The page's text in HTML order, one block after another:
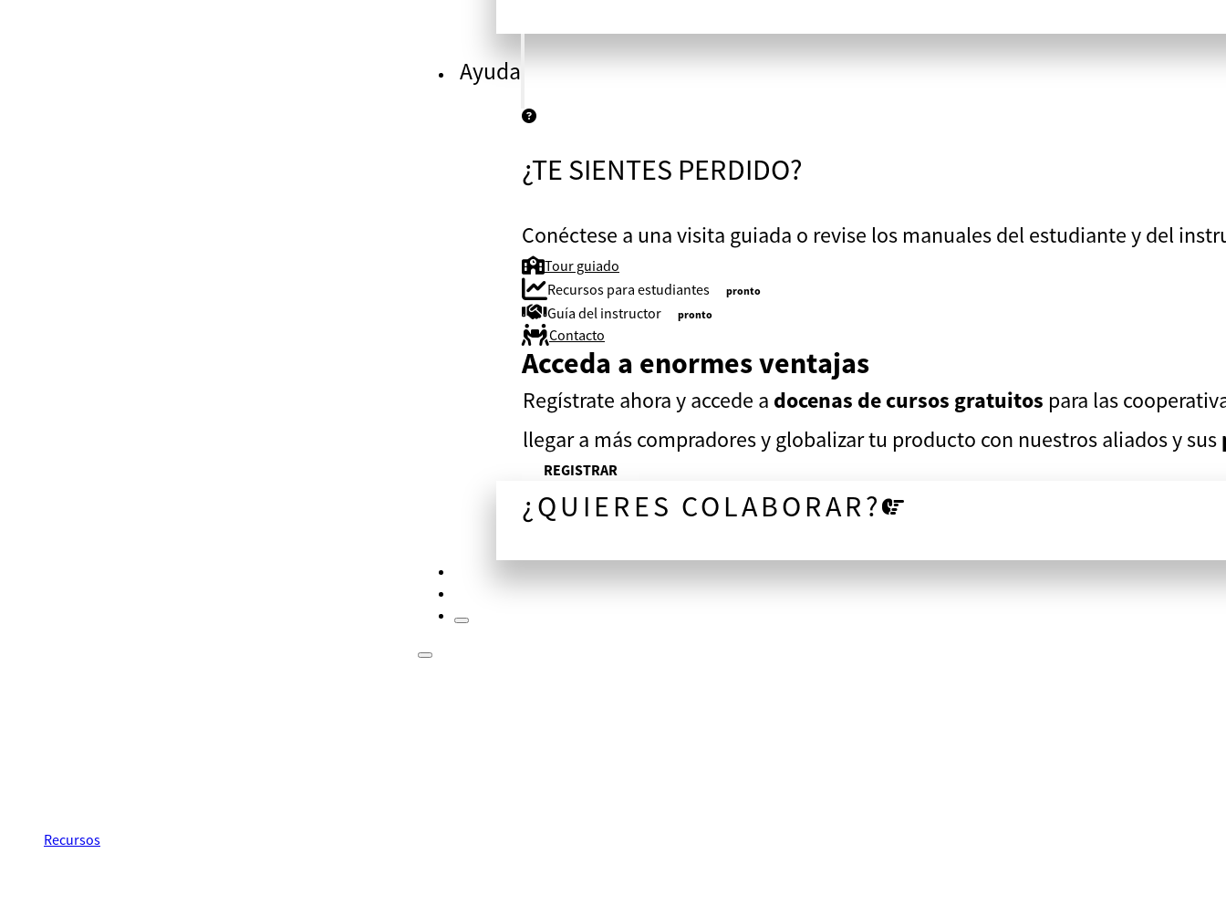
Ayuda
¿TE SIENTES PERDIDO?
Conéctese a una visita guiada o revise los manuales del estudiante y del
Tour guiado
Recursos para estudiantes
pronto
Guía del instructor pronto
Contacto
Acceda a enormes ventajas
Regístrate ahora y accede a docenas de cursos gratuitos para las
llegar a más compradores y globalizar tu producto con nuestros aliados y sus
REGISTRAR
¿QUIERES COLABORAR?
Recursos